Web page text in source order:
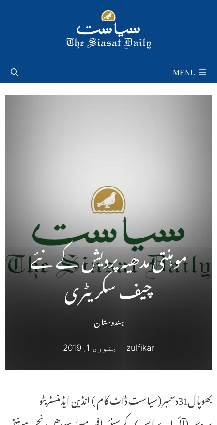
MENU
موہنتی مدھیہ پردیش کے نئے
چیف سکریٹری
ہندوستان
zulfikar جنوری 1, 2019
بھوپال31دسمبر(سیاست ڈاٹ کام ) انڈین ایڈمنسٹریٹو